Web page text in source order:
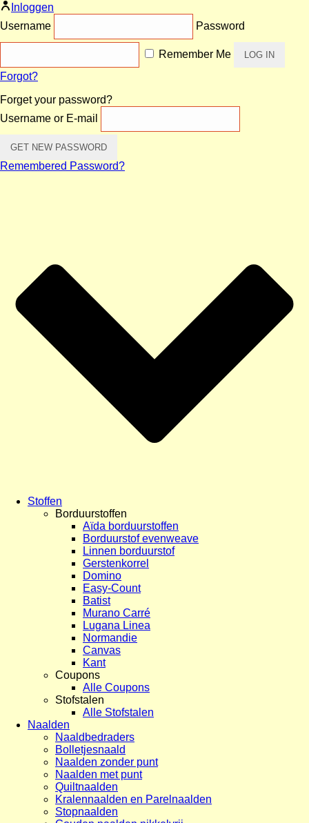
Inloggen
Username
Password
Remember Me
Forgot?
Forget your password?
Username or E-mail
Remembered Password?
Stoffen
Borduurstoffen
Aïda borduurstoffen
Borduurstof evenweave
Linnen borduurstof
Gerstenkorrel
Domino
Easy-Count
Batist
Murano Carré
Lugana Linea
Normandie
Canvas
Kant
Coupons
Alle Coupons
Stofstalen
Alle Stofstalen
Naalden
Naaldbedraders
Bolletjesnaald
Naalden zonder punt
Naalden met punt
Quiltnaalden
Kralennaalden en Parelnaalden
Stopnaalden